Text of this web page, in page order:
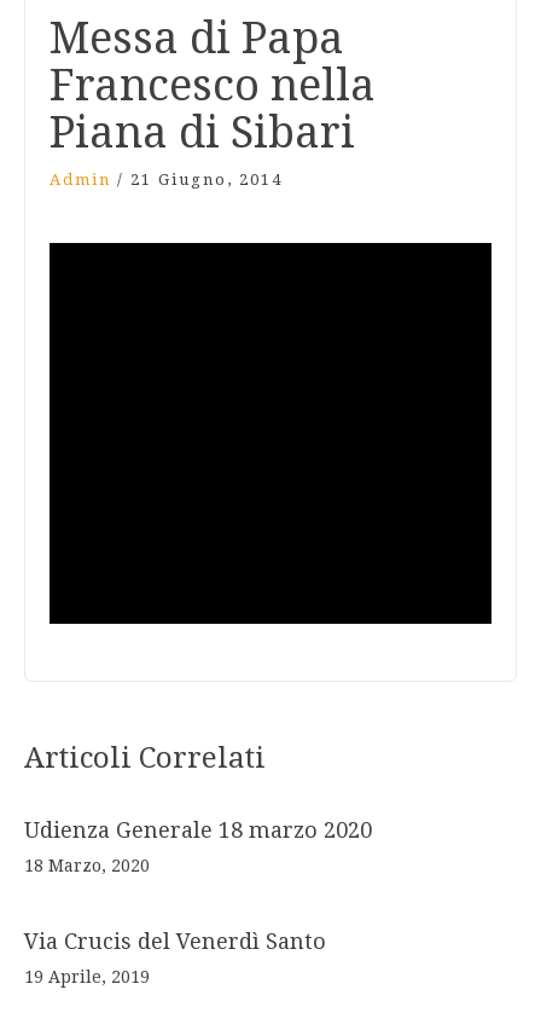
Messa di Papa
Francesco nella
Piana di Sibari
Admin / 21 Giugno, 2014
Articoli Correlati
Udienza Generale 18 marzo 2020
18 Marzo, 2020
Via Crucis del Venerdì Santo
19 Aprile, 2019